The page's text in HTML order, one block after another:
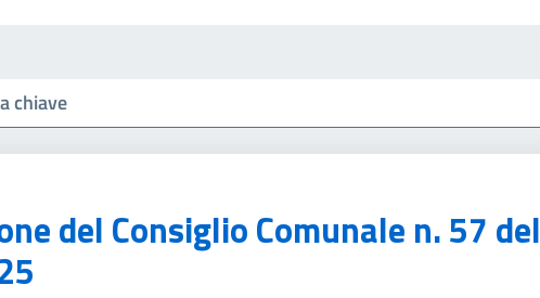
del Consiglio Comunale n. 57 del